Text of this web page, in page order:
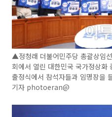
▲정청래 더불어민주당 총괄상임
회에서 열린 대한민국 국가정상화
출정식에서 참석자들과 임명장을
기자 photoeran@